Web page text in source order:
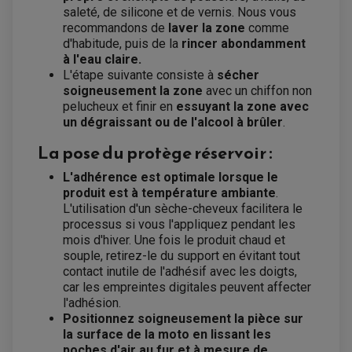
FREINAGE
ACCESSOIRE + VISSERIE FREINAGE
DISQUE DE FREIN
PLAQUETTE DE FREIN
KIT DURITE DE FREIN
KIT DURITE D'EMBRAYAGE MOTO
KIT RÉPARATION ÉTRIER DE FREIN
KIT RÉPARATION MAÎTRE CYLINDRE
MAÎTRE CYLINDRE
PRODUIT ENTRETIEN
FILTRE A AIR
FILTRE A HUILE
BOITIER CDI QUAD ET SSV
CHARGEUR DE BATTERIE QUAD / SSV
COMPTEUR QUAD / SSV
CONTACTEUR A CLÉ QUAD
DÉMARREUR
ECLAIRAGE LED / HALOGÈNE
STATOR ET REDRESSEUR / REGULATEUR
VENTILATEUR DE RADIATEUR
EQUIPEMENT FREINAGE QUAD / SSV
DISQUE DE FREIN QUAD / SSV
KIT DURITE DE FREIN QUAD
PLAQUETTES DE FREIN QUAD / SSV
HUILE ET PRODUIT D'ENTRETIEN QUAD
HUILE POUR QUAD
PRODUIT D'ENTRETIEN QUAD
JANTES / ACCESSOIRES QUAD ET SSV
CHAÎNE A NEIGE QUAD-SSV
CHAÎNES A NEIGE
CHAMBRE A AIR QUAD ET SSV
CLOUS / CRAMPON VISSABLE
ÉLARGISSEURES DE VOIES QUAD
PNEUMATIQUE
MOUSSE
EQUIPEMENT FREINAGE MOTO CROSS ET
ENDURO
ACCESSOIRES FREINAGE
DISQUE DE FREIN AVANT
DISQUE DE FREIN ARRIÈRE
PLAQUETTE DE FREIN
KIT RÉPARATION PÉDALE DE FREIN
KIT RÉPARATION MAÎTRE CYLINDRE
KIT RÉPARATION ÉTRIER DE FREIN
ROULEMENT MOTO CROSS ET ENDURO
saleté, de silicone et de vernis. Nous vous
recommandons de laver la zone comme
d'habitude, puis de la rincer abondamment
à l'eau claire.
L'étape suivante consiste à sécher
soigneusement la zone avec un chiffon non
pelucheux et finir en essuyant la zone avec
un dégraissant ou de l'alcool à brûler.
La pose du protège réservoir :
L'adhérence est optimale lorsque le
produit est à température ambiante.
L'utilisation d'un sèche-cheveux facilitera le
processus si vous l'appliquez pendant les
mois d'hiver. Une fois le produit chaud et
souple, retirez-le du support en évitant tout
contact inutile de l'adhésif avec les doigts,
car les empreintes digitales peuvent affecter
l'adhésion.
Positionnez soigneusement la pièce sur
la surface de la moto en lissant les